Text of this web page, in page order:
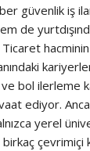
güvenlik iş
de
bol ilerleme
ediyor.
yerel
birkaç